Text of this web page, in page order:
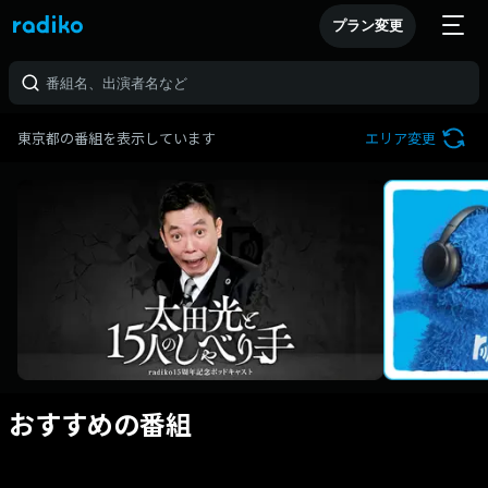
プラン変更
東京都の番組を表示しています エリア変更
おすすめの番組